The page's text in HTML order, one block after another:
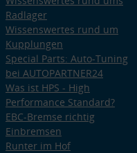
Radlager
Wissenswertes rund um
Kupplungen
Special Parts: Auto-Tuning
bei AUTOPARTNER24
Was ist HPS - High
Performance Standard?
EBC-Bremse richtig
Einbremsen
Runter im Hof